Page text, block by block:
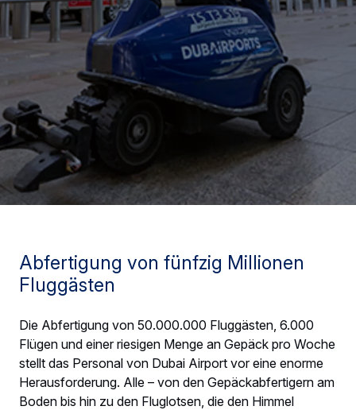
Abfertigung von fünfzig Millionen
Fluggästen
Die Abfertigung von 50.000.000 Fluggästen, 6.000
Flügen und einer riesigen Menge an Gepäck pro Woche
stellt das Personal von Dubai Airport vor eine enorme
Herausforderung. Alle – von den Gepäckabfertigern am
Boden bis hin zu den Fluglotsen, die den Himmel